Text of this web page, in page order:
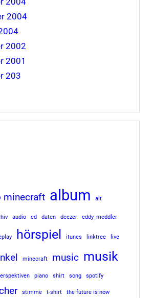
2004
2002
2001
203
minecraft album alt
audio cd daten deezer eddy_meddler
hörspiel itunes linktree live
minecraft music musik
piano shirt song spotify
stimme t-shirt the future is now